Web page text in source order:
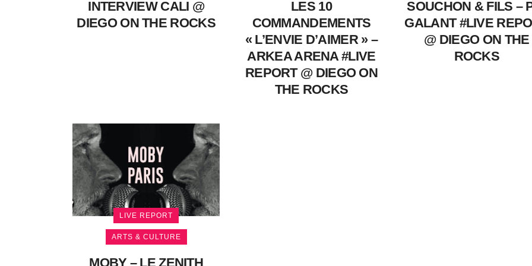
INTERVIEW CALI @
DIEGO ON THE ROCKS
LES 10
COMMANDEMENTS
« L’ENVIE D’AIMER » –
ARKEA ARENA #LIVE
REPORT @ DIEGO ON
THE ROCKS
SOUCHON & FILS –
GALANT #LIVE
@ DIEGO ON THE
ROCKS
LIVE REPORT
ARTS & CULTURE
MOBY – LE ZENITH